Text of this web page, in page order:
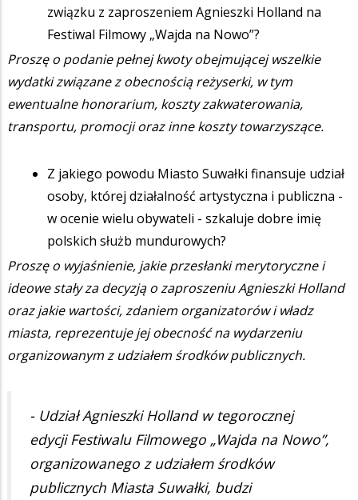
związku z zaproszeniem Agnieszki Holland na
Festiwal Filmowy „Wajda na Nowo”?
Proszę o podanie pełnej kwoty obejmującej wszelkie
wydatki związane z obecnością reżyserki, w tym
ewentualne honorarium, koszty zakwaterowania,
transportu, promocji oraz inne koszty towarzyszące.
Z jakiego powodu Miasto Suwałki finansuje udział
osoby, której działalność artystyczna i publiczna -
w ocenie wielu obywateli - szkaluje dobre imię
polskich służb mundurowych?
Proszę o wyjaśnienie, jakie przesłanki merytoryczne i
ideowe stały za decyzją o zaproszeniu Agnieszki Holland
oraz jakie wartości, zdaniem organizatorów i władz
miasta, reprezentuje jej obecność na wydarzeniu
organizowanym z udziałem środków publicznych.
- Udział Agnieszki Holland w tegorocznej
edycji Festiwalu Filmowego „Wajda na Nowo”,
organizowanego z udziałem środków
publicznych Miasta Suwałki, budzi